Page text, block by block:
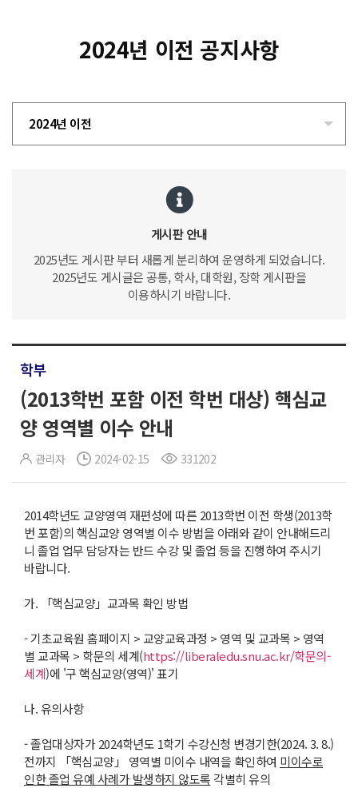
2024년 이전 공지사항
2024년 이전
게시판 안내
2025년도 게시판 부터 새롭게 분리하여 운영하게 되었습니다.
2025년도 게시글은 공통, 학사, 대학원, 장학 게시판을
이용하시기 바랍니다.
학부
(2013학번 포함 이전 학번 대상) 핵심교
양 영역별 이수 안내
관리자 2024-02-15 331202
2014학년도 교양영역 재편성에 따른 2013학번 이전 학생(2013학
번 포함)의 핵심교양 영역별 이수 방법을 아래와 같이 안내해드리
니 졸업 업무 담당자는 반드 수강 및 졸업 등을 진행하여 주시기
바랍니다.
가. 「핵심교양」교과목 확인 방법
- 기초교육원 홈페이지 > 교양교육과정 > 영역 및 교과목 > 영역
별 교과목 > 학문의 세계(https://liberaledu.snu.ac.kr/학문의-
세계)에 '구 핵심교양(영역)' 표기
나. 유의사항
- 졸업대상자가 2024학년도 1학기 수강신청 변경기한(2024. 3. 8.)
전까지 「핵심교양」 영역별 미이수 내역을 확인하여 미이수로
인한 졸업 유예 사례가 발생하지 않도록 각별히 유의